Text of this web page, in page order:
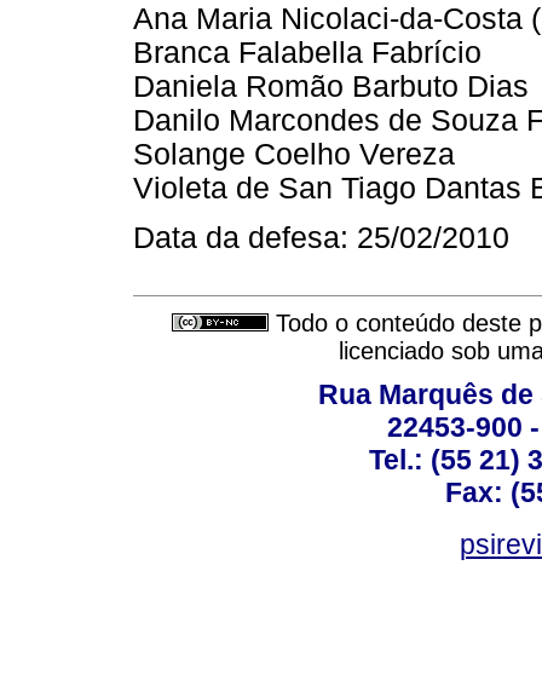
Ana Maria Nicolaci-da-Costa
Branca Falabella Fabrício
Daniela Romão Barbuto Dias
Danilo Marcondes de Souza
Solange Coelho Vereza
Violeta de San Tiago Dantas
Data da defesa: 25/02/2010
Todo o conteúdo deste
licenciado sob
Rua Marquês de
22453-900
Tel.: (55 21)
Fax: